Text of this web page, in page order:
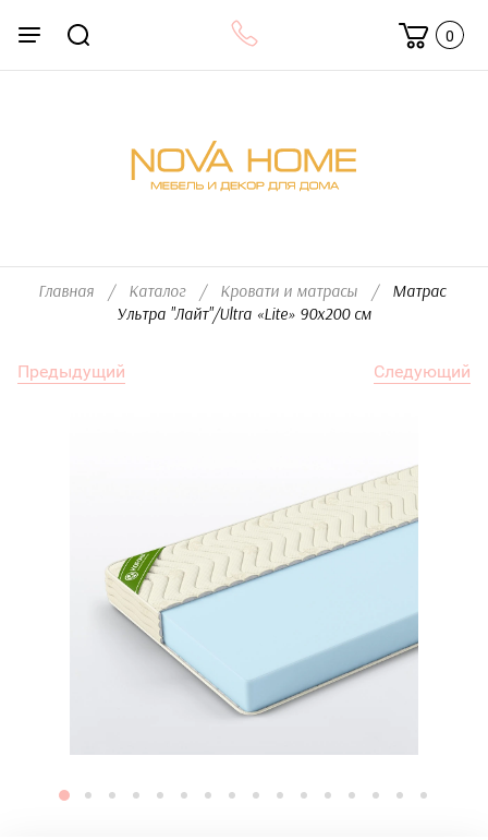
0
Главная / Каталог / Кровати и матрасы /
  Матрас
Ультра "Лайт"/Ultra «Lite» 90x200 см
Предыдущий Следующий